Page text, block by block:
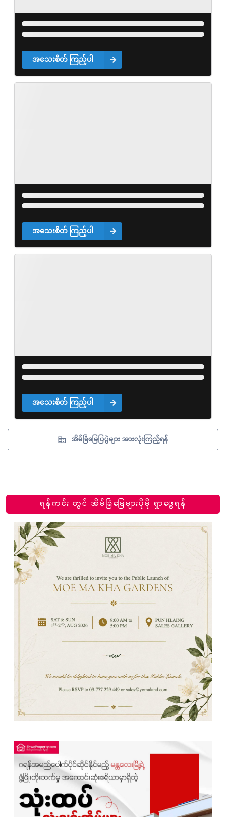
အသေးစိတ် ကြည့်ပါ
အသေးစိတ် ကြည့်ပါ
အသေးစိတ် ကြည့်ပါ
အိမ်ခြံမြေပြပွဲများ အားလုံးကြည့်ရန်
ရန်ကင်း တွင် အိမ်ခြံမြေများပိုမို ရှာဖွေရန်